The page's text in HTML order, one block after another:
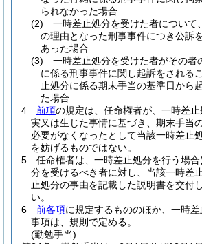
られなかった場合
(2)
一時差止処分を受けた者について
の理由となった刑事事件につき公訴
あった場合
(3)
一時差止処分を受けた者がその者
に係る刑事事件に関し起訴をされる
止処分に係る期末手当の基準日から
た場合
4
前項の規定は、任命権者が、一時差
実又は生じた事情に基づき、期末手当
必要がなくなったとして当該一時差止
を妨げるものではない。
5
任命権者は、一時差止処分を行う場
分を受けるべき者に対し、当該一時差
止処分の事由を記載した説明書を交付
い。
6
前各項に規定するもののほか、一時
事項は、規則で定める。
(勤勉手当)